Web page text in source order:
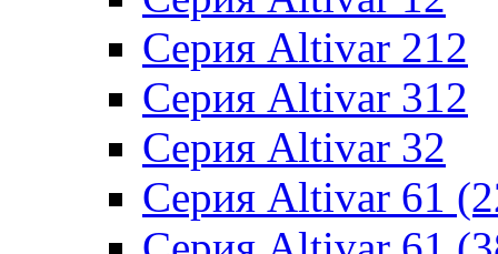
Серия Altivar 212
Серия Altivar 312
Серия Altivar 32
Серия Altivar 61